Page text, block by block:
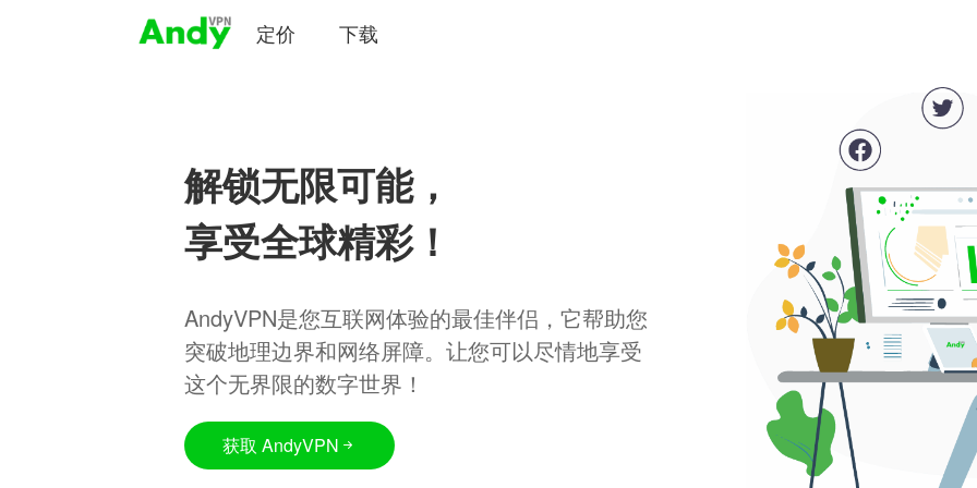
定价 下载
解锁无限可能，
享受全球精彩！
AndyVPN是您互联网体验的最佳伴侣，它帮助您
突破地理边界和网络屏障。让您可以尽情地享受
这个无界限的数字世界！
获取 AndyVPN